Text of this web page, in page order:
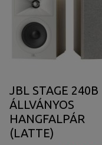
JBL STAGE 240B
ÁLLVÁNYOS
HANGFALPÁR
(LATTE)